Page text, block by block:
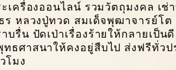
เครื่องออนไลน์ รวมวัตถุมงคล เช่
ร หลวงปู่ทวด สมเด็จพุฒาจารย์โ
รื่น ปัดเป่าเรื่องร้ายให้กลายเป็น
ธศาสนาให้คงอยู่สืบไป ส่งฟรีทั่วป
โมง